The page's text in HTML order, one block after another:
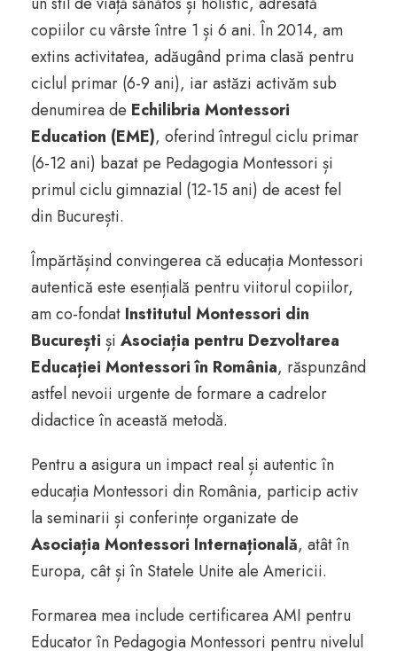
copiilor cu vârste între 1 și 6 ani. În 2014, am
extins activitatea, adăugând prima clasă pentru
ciclul primar (6-9 ani), iar astăzi activăm sub
denumirea de Echilibria Montessori
Education (EME), oferind întregul ciclu primar
(6-12 ani) bazat pe Pedagogia Montessori și
primul ciclu gimnazial (12-15 ani) de acest fel
din București.
Împărtășind convingerea că educația Montessori
autentică este esențială pentru viitorul copiilor,
am co-fondat Institutul Montessori din
București și Asociația pentru Dezvoltarea
Educației Montessori în România, răspunzând
astfel nevoii urgente de formare a cadrelor
didactice în această metodă.
Pentru a asigura un impact real și autentic în
educația Montessori din România, particip activ
la seminarii și conferințe organizate de
Asociația Montessori Internațională, atât în
Europa, cât și în Statele Unite ale Americii.
Formarea mea include certificarea AMI pentru
Educator în Pedagogia Montessori pentru nivelul